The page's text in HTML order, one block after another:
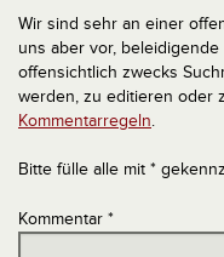
Wir sind sehr an einer
uns aber vor,
offensichtlich zwecks
werden, zu editieren oder
Kommentarregeln.
Bitte fülle alle mit *
Kommentar *